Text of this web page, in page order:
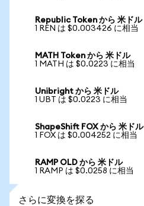
Republic Token から 米ドル
1 REN は $0.003426 に相当
MATH Token から 米ドル
1 MATH は $0.0223 に相当
Unibright から 米ドル
1 UBT は $0.0223 に相当
ShapeShift FOX から 米ドル
1 FOX は $0.004252 に相当
RAMP OLD から 米ドル
1 RAMP は $0.0258 に相当
さらに変換を探る